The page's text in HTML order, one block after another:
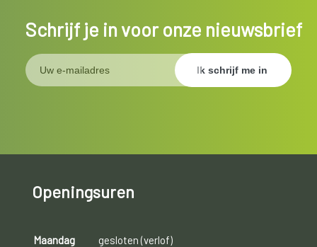
Schrijf je in voor onze nieuwsbrief
Openingsuren
Maandag
gesloten (verlof)